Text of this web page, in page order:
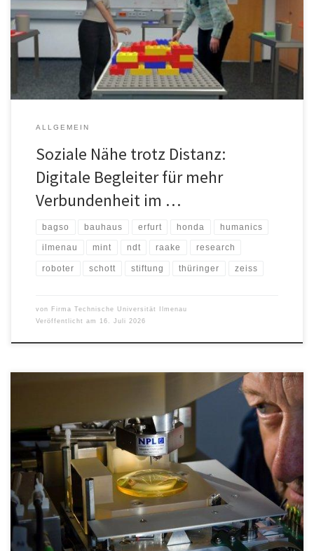
Co-Präsenz zwischen Menschen und Interaktiven Companions für
Senioren“ in Ilmenau. In den Laboren des Ilmenau Interactive
Immersive Technologies Center (I3TC) und des Thüringer Zentrums
[…]
ALLGEMEIN
Soziale Nähe trotz Distanz:
Digitale Begleiter für mehr
Verbundenheit im …
bagso bauhaus erfurt honda humanics
ilmenau mint ndt raake research
roboter schott stiftung thüringer zeiss
von Firma Technische Universität Ilmenau
Veröffentlicht am
16. Juli 2026
Mit einem Kick-off am 6. Mai auf der Quantum Photonics Messe in
Erfurt starten Thüringer Wissenschaftlerinnen und Wissenschaftler
ein großangelegtes Forschungsprojekt zur Entwicklung einer
neuen Hochpräzisionsmaschine, die Nanostrukturen künftig auf bis
zu einem Quadratmeter Ausdehnung realisieren kann – und das
mit einer Positionierungsgenauigkeit, die kleiner ist als ein Atom.
Die […]